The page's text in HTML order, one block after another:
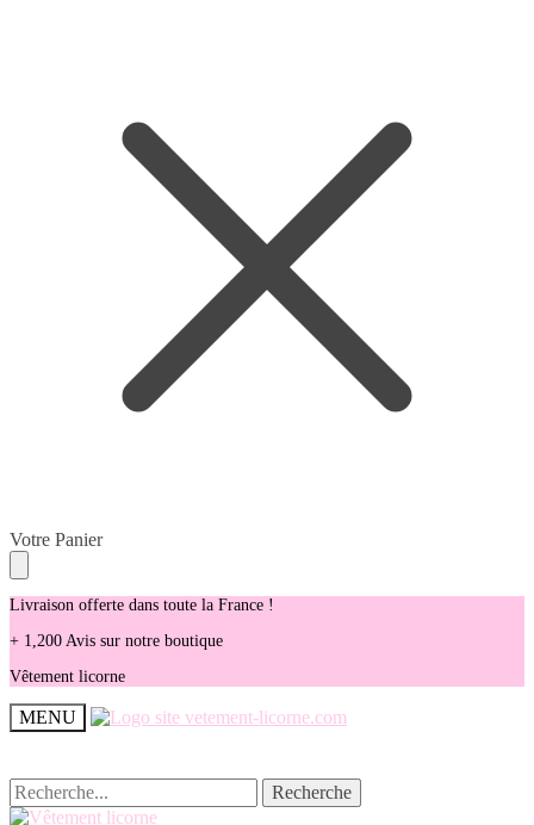
Skip
to
navigation
Skip
to
content
Votre Panier
Livraison offerte dans toute la France !
+ 1,200 Avis sur notre boutique
Vêtement licorne
MENU
Recherche
pour :
Recherche
Recherche
pour :
Recherche